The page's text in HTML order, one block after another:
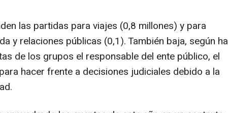
las partidas para viajes (0,8 millones) y para
y relaciones públicas (0,1). También baja, según ha
de los grupos el responsable del ente público, el
hacer frente a decisiones judiciales debido a la